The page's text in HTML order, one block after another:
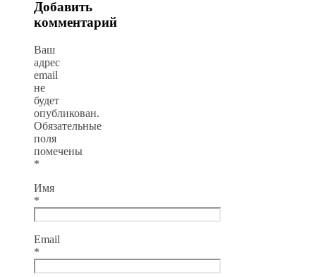
Добавить
комментарий
Ваш
адрес
email
не
будет
опубликован.
Обязательные
поля
помечены
*
Имя
*
Email
*